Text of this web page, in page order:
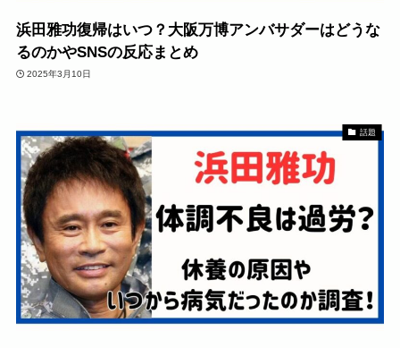
浜田雅功復帰はいつ？大阪万博アンバサダーはどうな
るのかやSNSの反応まとめ
2025年3月10日
話題